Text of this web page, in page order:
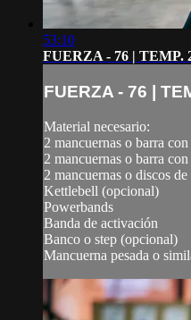
53:10
FUERZA - 76 | TEMP.
FUERZA - 76 |
Material necesario:
2 mancuernas o barra
2 mancuernas o barra
2 mancuernas o discos
Kettlebell (opcional)
Powerbands
Banda de activación
Banco o step (opcional)
Mancuerna pesada o